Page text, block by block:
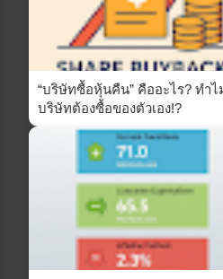
“บริษัทซื้อหุ้นคืน” คืออะไร? ทำไ
บริษัทต้องซื้อของตัวเอง!?